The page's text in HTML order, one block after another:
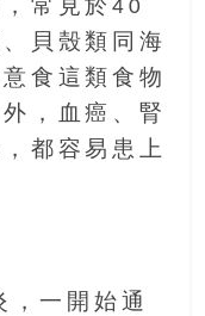
常見於40
貝殼類同海
食這類食物
，血癌、腎
都容易患上
，一開始通